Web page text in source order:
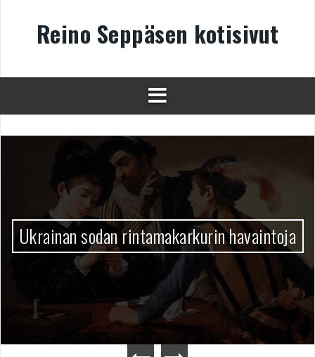
Reino Seppäsen kotisivut
Ukrainan sodan rintamakarkurin havaintoja